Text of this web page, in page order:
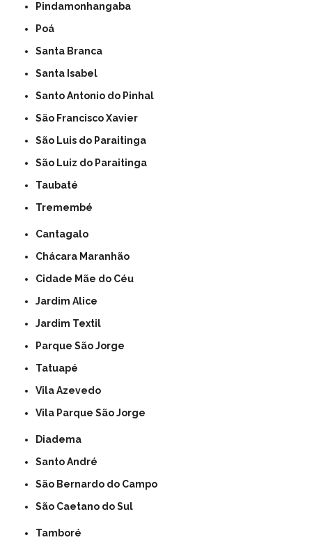
Pindamonhangaba
Poá
Santa Branca
Santa Isabel
Santo Antonio do Pinhal
São Francisco Xavier
São Luis do Paraitinga
São Luiz do Paraitinga
Taubaté
Tremembé
Cantagalo
Chácara Maranhão
Cidade Mãe do Céu
Jardim Alice
Jardim Textil
Parque São Jorge
Tatuapé
Vila Azevedo
Vila Parque São Jorge
Diadema
Santo André
São Bernardo do Campo
São Caetano do Sul
Tamboré